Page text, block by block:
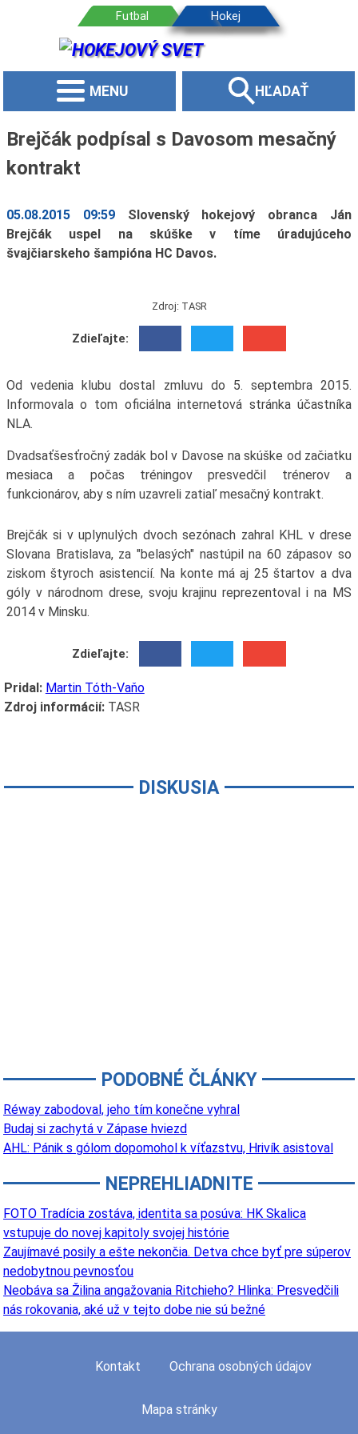
MENU HĽADAŤ
Brejčák podpísal s Davosom mesačný
kontrakt
05.08.2015 09:59
Slovenský hokejový obranca Ján
Brejčák uspel na skúške v tíme úradujúceho
švajčiarskeho šampióna HC Davos.
Zdroj: TASR
Zdieľajte:
Od vedenia klubu dostal zmluvu do 5. septembra 2015.
Informovala o tom oficiálna internetová stránka účastníka
NLA.
Dvadsaťšesťročný zadák bol v Davose na skúške od začiatku
mesiaca a počas tréningov presvedčil trénerov a
funkcionárov, aby s ním uzavreli zatiaľ mesačný kontrakt.
Brejčák si v uplynulých dvoch sezónach zahral KHL v drese
Slovana Bratislava, za "belasých" nastúpil na 60 zápasov so
ziskom štyroch asistencií. Na konte má aj 25 štartov a dva
góly v národnom drese, svoju krajinu reprezentoval i na MS
2014 v Minsku.
Zdieľajte:
Pridal: Martin Tóth-Vaňo
Zdroj informácií:TASR
DISKUSIA
PODOBNÉ ČLÁNKY
Réway zabodoval, jeho tím konečne vyhral
Budaj si zachytá v Zápase hviezd
AHL: Pánik s gólom dopomohol k víťazstvu, Hrivík asistoval
NEPREHLIADNITE
FOTO Tradícia zostáva, identita sa posúva: HK Skalica
vstupuje do novej kapitoly svojej histórie
Zaujímavé posily a ešte nekončia. Detva chce byť pre súperov
nedobytnou pevnosťou
Neobáva sa Žilina angažovania Ritchieho? Hlinka: Presvedčili
nás rokovania, aké už v tejto dobe nie sú bežné
Kontakt Ochrana osobných údajov
Mapa stránky